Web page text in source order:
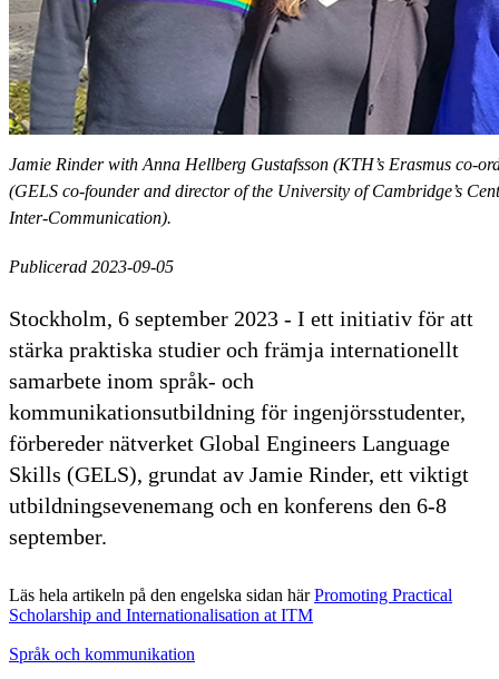
Jamie Rinder with Anna Hellberg Gustafsson (KTH’s Erasmus co-
(GELS co-founder and director of the University of Cambridge’s
Inter-Communication).
Publicerad 2023-09-05
Stockholm, 6 september 2023 - I ett initiativ för att
stärka praktiska studier och främja internationellt
samarbete inom språk- och
kommunikationsutbildning för ingenjörsstudenter,
förbereder nätverket Global Engineers Language
Skills (GELS), grundat av Jamie Rinder, ett viktigt
utbildningsevenemang och en konferens den 6-8
september.
Läs hela artikeln på den engelska sidan härPromoting Practical
Scholarship and Internationalisation at ITM
Språk och kommunikation